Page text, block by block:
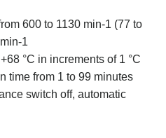
600 to 1130 min-1 (77 to
1
°C in increments of 1 °C
time from 1 to 99 minutes
switch off, automatic